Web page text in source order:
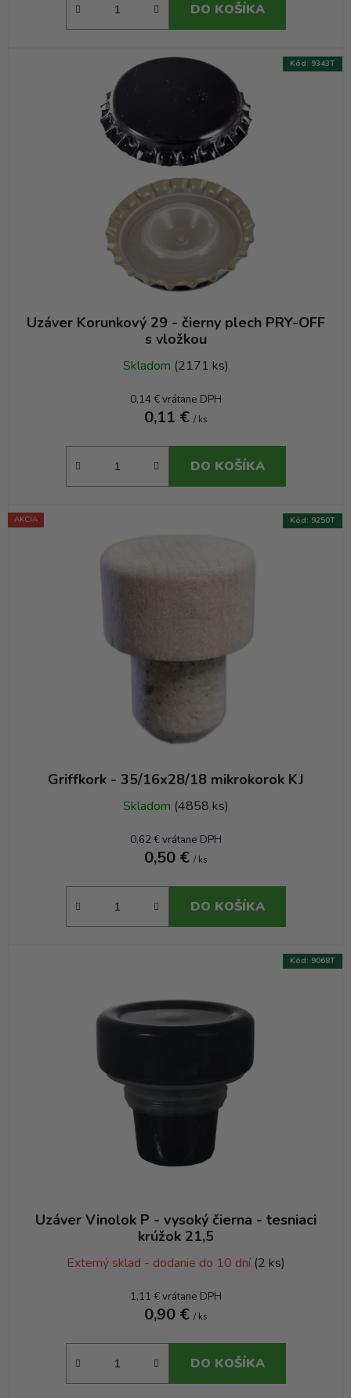
DO KOŠÍKA
Uzáver Korunkový 29 - čierny plech PRY-OFF
s vložkou
Skladom (2171 ks)
0,14 € vrátane DPH
0,11 € / ks
DO KOŠÍKA
Kód: 9343T
AKCIA
Griffkork - 35/16x28/18 mikrokorok KJ
Skladom (4858 ks)
0,62 € vrátane DPH
0,50 € / ks
DO KOŠÍKA
Kód: 9250T
Uzáver Vinolok P - vysoký čierna - tesniaci
krúžok 21,5
Externý sklad - dodanie do 10 dní (2 ks)
1,11 € vrátane DPH
0,90 € / ks
DO KOŠÍKA
Kód: 9068T